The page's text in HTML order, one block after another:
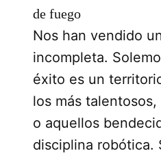
de fuego
Nos han vendido
incompleta.
éxito es un
los más
o aquellos
disciplina robótica.